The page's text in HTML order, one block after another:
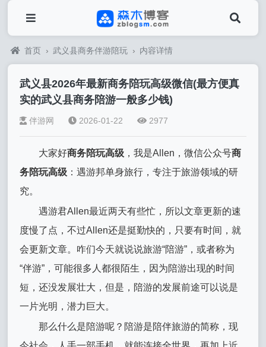
首页 › 武义县商务伴游陪玩 › 内容详情
武义县2026年最新商务陪玩高级微信(最方便真
实的武义县商务陪游一般多少钱)
伴游网 2026-01-22 2977
大家好商务陪玩高级 ，我是Allen，微信公众号商
务陪玩高级 ：遇游邦单身旅行，专注于旅游领域的研
究。
遇游君Allen最近两天有些忙，所以文章更新的速
度慢了点，不过Allen还是挺勤快的，只要有时间，就
会更新文章。咋们今天就说说旅游“陪游”，或者称为
“伴游”，可能很多人都很陌生，因为陪游出现的时间
短，还没发展壮大，但是，陪游的发展前途可以说是
一片光明，潜力巨大。
那么什么是陪游呢？陪游是陪伴旅游的简称，现